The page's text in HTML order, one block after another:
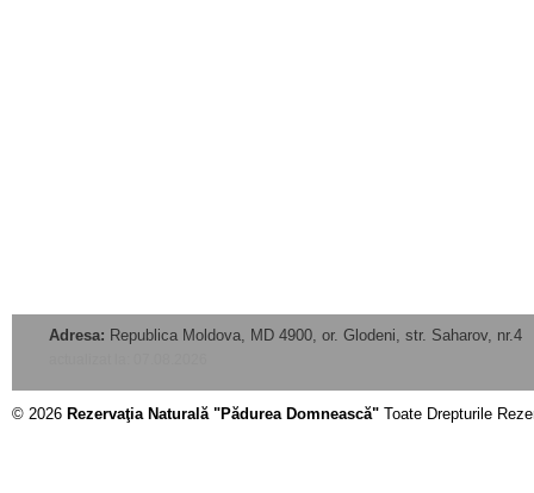
Adresa: Republica Moldova, MD 4900, or. Glodeni, str. Saharov, nr.4
© 2026 Rezervaţia Naturală "Pădurea Domnească" Toate Drepturile